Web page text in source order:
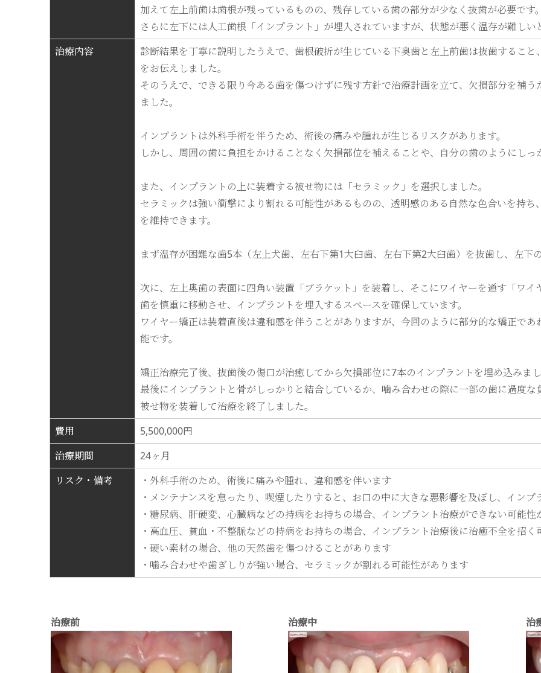
加えて左上前歯は歯根が残っているものの、残存している歯の部分が少なく抜歯が必要です
さらに左下には人工歯根「インプラント」が埋入されていますが、状態が悪く温存が難しい
治療内容
診断結果を丁寧に説明したうえで、歯根破折が生じている下奥歯と左上前歯は抜歯するこ
をお伝えしました。
そのうえで、できる限り今ある歯を傷つけずに残す方針で治療計画を立て、欠損部分を補
ました。
インプラントは外科手術を伴うため、術後の痛みや腫れが生じるリスクがあります。
しかし、周囲の歯に負担をかけることなく欠損部位を補えることや、自分の歯のようにし
また、インプラントの上に装着する被せ物には「セラミック」を選択しました。
セラミックは強い衝撃により割れる可能性があるものの、透明感のある自然な色合いを持
を維持できます。
まず温存が困難な歯5本（左上犬歯、左右下第1大臼歯、左右下第2大臼歯）を抜歯し、左下
次に、左上奥歯の表面に四角い装置「ブラケット」を装着し、そこにワイヤーを通す「ワ
歯を慎重に移動させ、インプラントを埋入するスペースを確保しています。
ワイヤー矯正は装着直後は違和感を伴うことがありますが、今回のように部分的な矯正で
能です。
矯正治療完了後、抜歯後の傷口が治癒してから欠損部位に7本のインプラントを埋め込みま
最後にインプラントと骨がしっかりと結合しているか、噛み合わせの際に一部の歯に過度
被せ物を装着して治療を終了しました。
費用
5,500,000円
治療期間
24ヶ月
リスク・備考
・外科手術のため、術後に痛みや腫れ、違和感を伴います
・メンテナンスを怠ったり、喫煙したりすると、お口の中に大きな悪影響を及ぼし、イン
・糖尿病、肝硬変、心臓病などの持病をお持ちの場合、インプラント治療ができない可能性
・高血圧、貧血・不整脈などの持病をお持ちの場合、インプラント治療後に治癒不全を招く
・硬い素材の場合、他の天然歯を傷つけることがあります
・噛み合わせや歯ぎしりが強い場合、セラミックが割れる可能性があります
治療前 治療中 治